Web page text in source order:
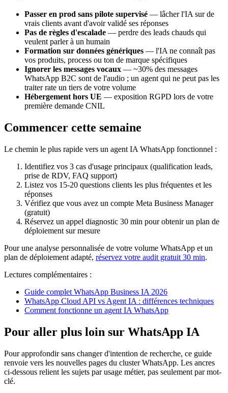
Passer en prod sans pilote supervisé — lâcher l'IA sur de
vrais clients avant d'avoir validé ses réponses
Pas de règles d'escalade — perdre des leads chauds qui
veulent parler à un humain
Formation sur données génériques — l'IA ne connaît pas
vos produits, process ou ton de marque spécifiques
Ignorer les messages vocaux — ~30% des messages
WhatsApp B2C sont de l'audio ; un agent qui ne peut pas les
traiter rate un tiers de votre volume
Hébergement hors UE — exposition RGPD lors de votre
première demande CNIL
Commencer cette semaine
Le chemin le plus rapide vers un agent IA WhatsApp fonctionnel :
Identifiez vos 3 cas d'usage principaux (qualification leads,
prise de RDV, FAQ support)
Listez vos 15-20 questions clients les plus fréquentes et les
réponses
Vérifiez que vous avez un compte Meta Business Manager
(gratuit)
Réservez un appel diagnostic 30 min pour obtenir un plan de
déploiement sur mesure
Pour une analyse personnalisée de votre volume WhatsApp et un
plan de déploiement adapté, réservez votre audit gratuit 30 min.
Lectures complémentaires :
Guide complet WhatsApp Business IA 2026
WhatsApp Cloud API vs Agent IA : différences techniques
Comment fonctionne un agent IA WhatsApp
Pour aller plus loin sur WhatsApp IA
Pour approfondir sans changer d'intention de recherche, ce guide
renvoie vers les nouvelles pages du cluster WhatsApp. Les ancres
ci-dessous relient les sujets par usage métier, pas seulement par mot-
clé.